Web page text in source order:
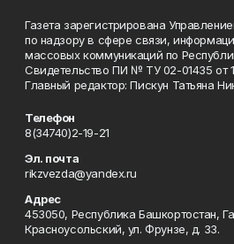
Газета зарегистрирована
по надзору в сфере связи,
массовых коммуникаций по
Свидетельство ПИ № ТУ 02-01435 от 1
Главный редактор: Пискун Татьяна
Телефон
8(34740)2-19-21
Эл. почта
rikzvezda@yandex.ru
Адрес
453050, Республика Башкортостан,
Красноусольский, ул. Фрунзе, д. 33.